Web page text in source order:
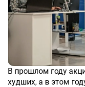
В прошлом году акции IT-компаний стали одними из
худших, а в этом